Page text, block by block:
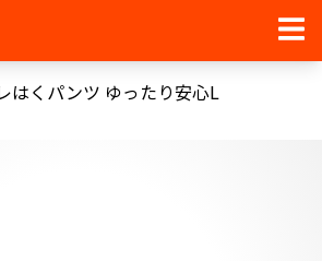
はくパンツ ゆったり安心L